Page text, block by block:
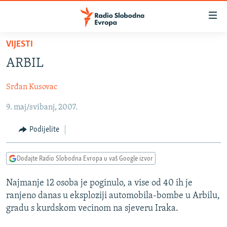
Pređite
glavni
Pređite
na
navigaciju
Pređite
na
pretragu
SRBIJA
KOSOVO
CRNA GORA
VIZUELNO
VIDEO
FOTOGALERIJE
INFOGRAFIKE
PODCASTI
RAT U UKRAJINI
KINA NA BALKANU
VIJESTI
ARBIL
Srđan Kusovac
9. maj/svibanj, 2007.
Podijelite
Dodajte Radio Slobodna Evropa u vaš Google izvor
Najmanje 12 osoba je poginulo, a vise od 40 ih je
ranjeno danas u eksploziji automobila-bombe u Arbilu,
gradu s kurdskom vecinom na sjeveru Iraka.